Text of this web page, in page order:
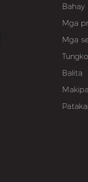
Bahay
Mga
Mga
Balita